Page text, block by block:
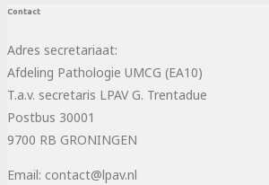
Contact
Adres secretariaat:
Afdeling Pathologie UMCG (EA10)
T.a.v. secretaris LPAV G. Trentadue
Postbus 30001
9700 RB GRONINGEN
Email: contact@lpav.nl